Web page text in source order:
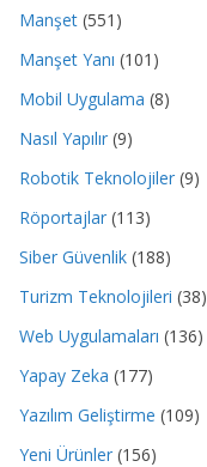
Manşet (551)
Manşet Yanı (101)
Mobil Uygulama (8)
Nasıl Yapılır (9)
Robotik Teknolojiler (9)
Röportajlar (113)
Siber Güvenlik (188)
Turizm Teknolojileri (38)
Web Uygulamaları (136)
Yapay Zeka (177)
Yazılım Geliştirme (109)
Yeni Ürünler (156)